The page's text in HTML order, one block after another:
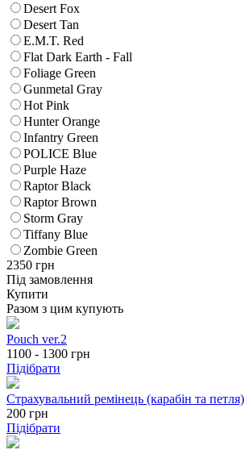
Desert Fox
Desert Tan
E.M.T. Red
Flat Dark Earth - Fall
Foliage Green
Gunmetal Gray
Hot Pink
Hunter Orange
Infantry Green
POLICE Blue
Purple Haze
Raptor Black
Raptor Brown
Storm Gray
Tiffany Blue
Zombie Green
2350 грн
Під замовлення
Купити
Разом з цим купують
Pouch ver.2
1100 - 1300 грн
Підібрати
Страхувальний ремінець (карабін та петля)
200 грн
Підібрати